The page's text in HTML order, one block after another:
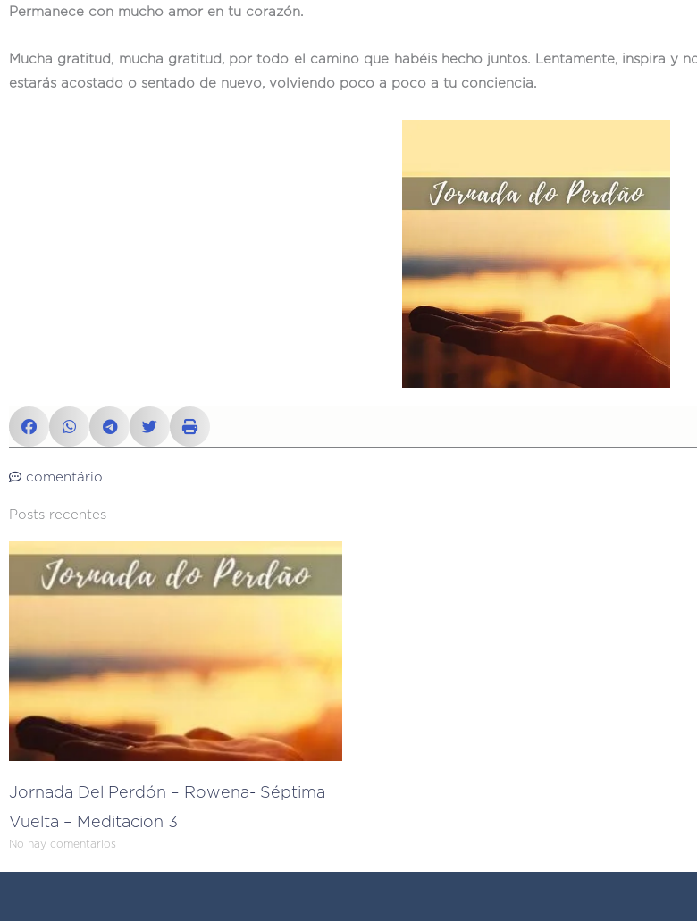
Permanece con mucho amor en tu corazón.
Mucha gratitud, mucha gratitud, por todo el camino que habéis hecho juntos. Lentamente, inspira y
estarás acostado o sentado de nuevo, volviendo poco a poco a tu conciencia.
comentário
Posts recentes
Jornada Del Perdón – Rowena- Séptima
Vuelta – Meditacion 3
No hay comentarios